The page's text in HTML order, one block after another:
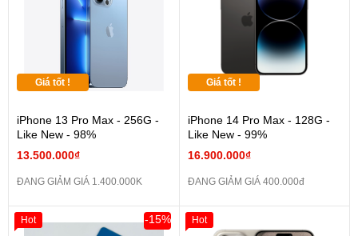
Giá tốt !
iPhone 13 Pro Max - 256G -
Like New - 98%
13.500.000₫
ĐANG GIẢM GIÁ 1.400.000K
Giá tốt !
iPhone 14 Pro Max - 128G -
Like New - 99%
16.900.000₫
ĐANG GIẢM GIÁ 400.000đ
-15%
Hot Hot